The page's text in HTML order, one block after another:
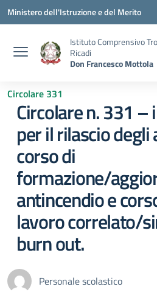
Vai ai contenuti
Vai al menu di navigazione
Vai al footer
Ministero dell'Istruzione e del Merito
Istituto Comprensivo
Ricadi
Don Francesco Mottola
Circolare 331
Circolare n. 331
per il rilascio
corso di
formazione/
antincendio e
lavoro correlato/
burn out.
Personale scolastico